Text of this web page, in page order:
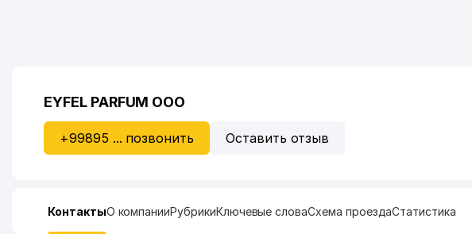
EYFEL PARFUM ООО
+99895 ... позвонить Оставить отзыв
КонтактыО компанииРубрикиКлючевые словаСхема проездаСтатистика